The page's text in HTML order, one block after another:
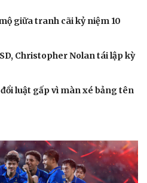
giữa tranh cãi kỷ niệm 10
Christopher Nolan tái lập kỳ
luật gấp vì màn xé bảng tên